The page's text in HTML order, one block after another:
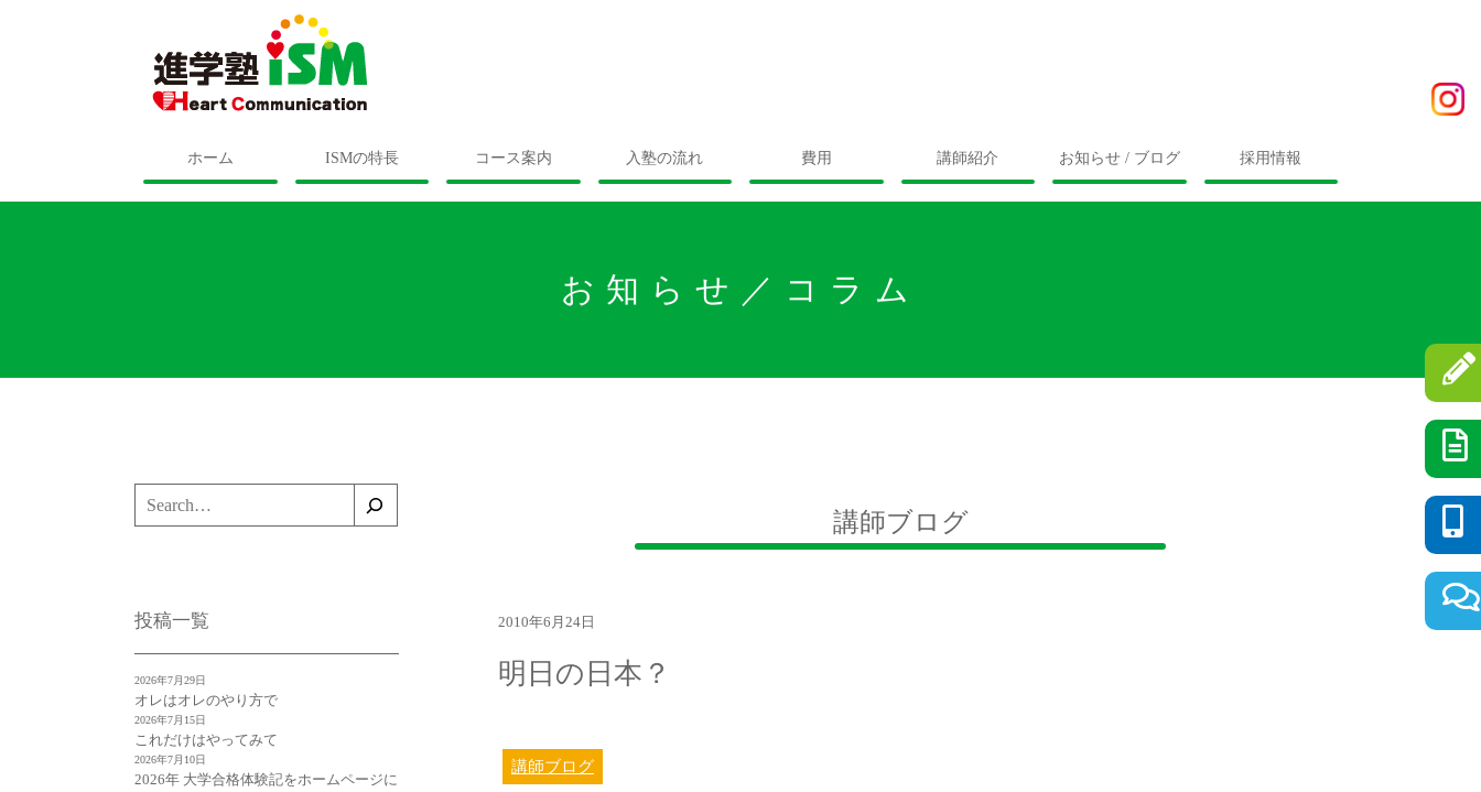
ホーム ISMの特長 コース案内 入塾の流れ 費用 講師紹介 お知らせ / ブログ 採用情報
お知らせ／コラム
講師ブログ
2010年6月24日
明日の日本？
講師ブログ
検
索
投稿一覧
オレはオレのやり方で
2026年7月29日
これだけはやってみて
2026年7月15日
2026年 大学合格体験記をホームページに
2026年7月10日